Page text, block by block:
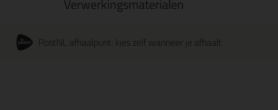
PostNL afhaalpunt: kies zelf wanneer je afhaalt